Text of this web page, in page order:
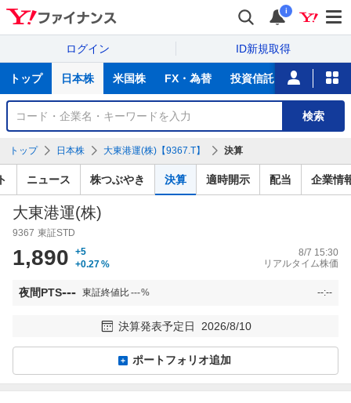
i
ログイン ID新規取得
サ
トップ 日本株 米国株 FX・為替 投資信託 ニュース
銘
検
検索
トップ 日本株 大東港運(株)【9367.T】 決算
ニュース 株つぶやき 決算 適時開示 配当 企業情
大東港運(株)
9367 東証STD
1,890
+5
+0.27%
8/7 15:30
リアルタイム株価
夜間PTS--- 東証終値比---% --:--
決算発表予定日 2026/8/10
ポートフォリオ追加